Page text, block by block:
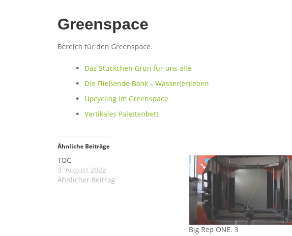
Greenspace
Bereich für den Greenspace.
Das Stückchen Grün für uns alle
Die Fließende Bank – Wasser(er)leben
Upcycling im Greenspace
Vertikales Palettenbett
Ähnliche Beiträge
TOC
3. August 2022
Ähnlicher Beitrag
Big Rep ONE. 3